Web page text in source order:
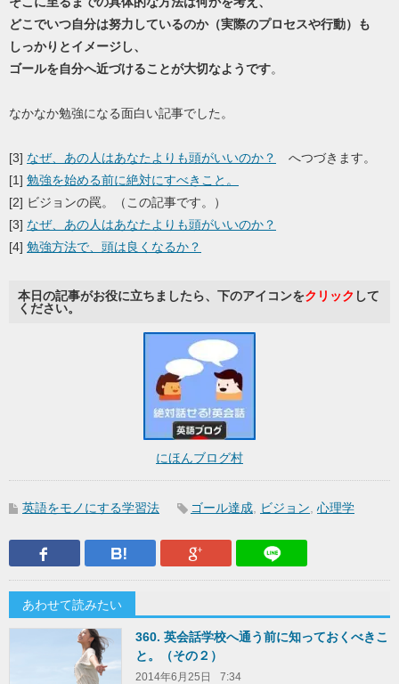
どこでいつ自分は努力しているのか（実際のプロセスや行動）も
しっかりとイメージし、
ゴールを自分へ近づけることが大切なようです。
なかなか勉強になる面白い記事でした。
[3] なぜ、あの人はあなたよりも頭がいいのか？
へつづきます。
[1] 勉強を始める前に絶対にすべきこと。
[2] ビジョンの罠。（この記事です。）
[3] なぜ、あの人はあなたよりも頭がいいのか？
[4] 勉強方法で、頭は良くなるか？
本日の記事がお役に立ちましたら、下のアイコンをクリック して
ください。
にほんブログ村
英語をモノにする学習法 ゴール達成 ビジョン 心理学
Facebook はてなブックマークGoogle Plus
あわせて読みたい
360. 英会話学校へ通う前に知っておくべきこ
と。（その２）
2014年6月25日 7:34